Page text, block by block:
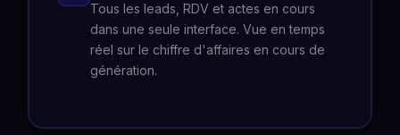
Tous les leads, RDV et actes en cours
dans une seule interface. Vue en temps
réel sur le chiffre d'affaires en cours de
génération.